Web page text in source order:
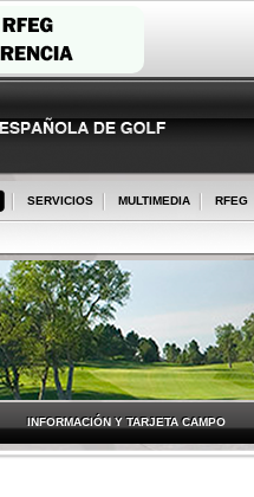
SERVICIOS MULTIMEDIA RFEG
INFORMACIÓN Y TARJETA CAMPO